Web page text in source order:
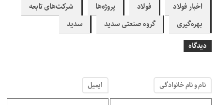
اخبار فولاد
فولاد پروژه‌ها
شرکت‌های تابعه
بهره‌گیری
گروه صنعتی سدید
سدید
دیدگاه
نام و نام خانوادگی ایمیل